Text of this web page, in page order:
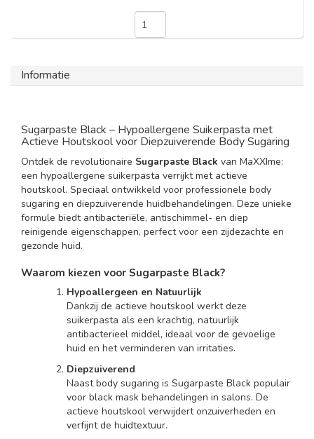
Informatie
Sugarpaste Black – Hypoallergene Suikerpasta met
Actieve Houtskool voor Diepzuiverende Body Sugaring
Ontdek de revolutionaire Sugarpaste Black van MaXXIme:
een hypoallergene suikerpasta verrijkt met actieve
houtskool. Speciaal ontwikkeld voor professionele body
sugaring en diepzuiverende huidbehandelingen. Deze unieke
formule biedt antibacteriële, antischimmel- en diep
reinigende eigenschappen, perfect voor een zijdezachte en
gezonde huid.
Waarom kiezen voor Sugarpaste Black?
Hypoallergeen en Natuurlijk
Dankzij de actieve houtskool werkt deze
suikerpasta als een krachtig, natuurlijk
antibacterieel middel, ideaal voor de gevoelige
huid en het verminderen van irritaties.
Diepzuiverend
Naast body sugaring is Sugarpaste Black populair
voor black mask behandelingen in salons. De
actieve houtskool verwijdert onzuiverheden en
verfijnt de huidtextuur.